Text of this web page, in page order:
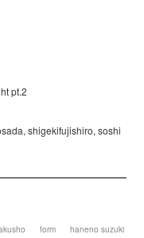
pt.2
shigekifujishiro, soshi
form haneno suzuki